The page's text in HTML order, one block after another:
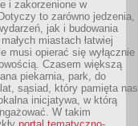
i zakorzenione w
to zarówno jedzenia,
jak i budowania
miastach łatwiej
musi opierać się wyłącznie
Czasem większą
piekarnia, park, do
sąsiad, który pamięta nas
inicjatywa, w którą
W takim